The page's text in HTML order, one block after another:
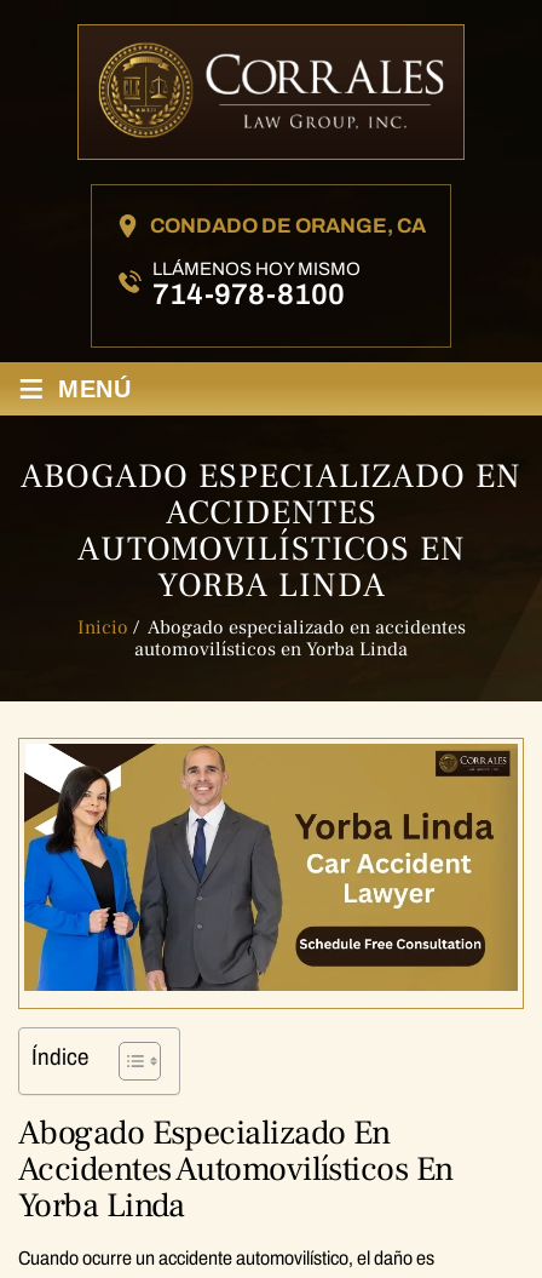
CONDADO DE ORANGE, CA
LLÁMENOS HOY MISMO
714-978-8100
≡ MENÚ
ABOGADO ESPECIALIZADO EN
ACCIDENTES
AUTOMOVILÍSTICOS EN
YORBA LINDA
Inicio / Abogado especializado en accidentes
automovilísticos en Yorba Linda
Índice
Abogado Especializado En
Accidentes Automovilísticos En
Yorba Linda
Cuando ocurre un accidente automovilístico, el daño es